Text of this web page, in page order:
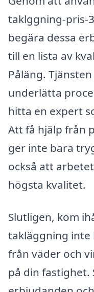
taklggning-pris-
begära dessa
till en lista av
Påläng.
underlätta
hitta en expert
Att få hjälp från
ger inte bara
också att
högsta kvalitet.
Slutligen, kom
takläggning inte
från väder och
på din fastighet.